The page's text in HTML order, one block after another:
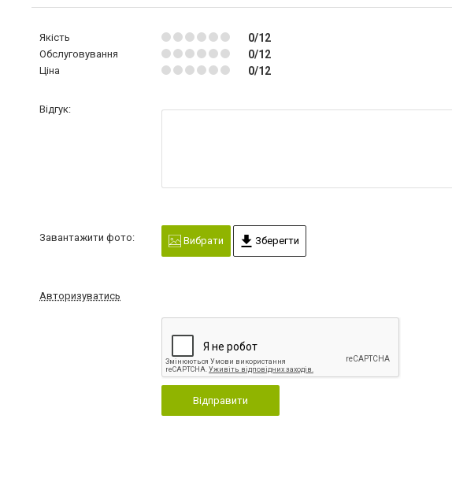
Якість 0/12
Обслуговування 0/12
Ціна 0/12
Відгук:
Завантажити фото: Вибрати Зберегти
Авторизуватись
Відправити